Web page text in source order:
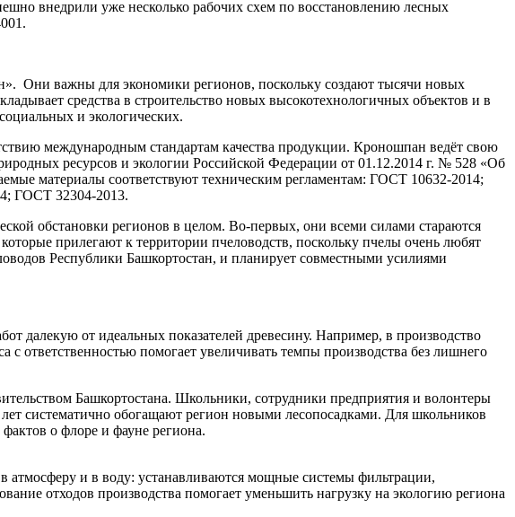
внедрили уже несколько рабочих схем по восстановлению лесных
Они важны для экономики регионов, поскольку создают тысячи новых
средства в строительство новых высокотехнологичных объектов и в
и экологических.
международным стандартам качества продукции. Кроношпан ведёт свою
ресурсов и экологии Российской Федерации от 01.12.2014 г. № 528 «Об
материалы соответствуют техническим регламентам: ГОСТ 10632-2014;
ГОСТ 32304-2013.
обстановки регионов в целом. Во-первых, они всеми силами стараются
прилегают к территории пчеловодств, поскольку пчелы очень любят
Республики Башкортостан, и планирует совместными усилиями
далекую от идеальных показателей древесину. Например, в производство
с ответственностью помогает увеличивать темпы производства без лишнего
Башкортостана. Школьники, сотрудники предприятия и волонтеры
систематично обогащают регион новыми лесопосадками. Для школьников
о флоре и фауне региона.
атмосферу и в воду: устанавливаются мощные системы фильтрации,
отходов производства помогает уменьшить нагрузку на экологию региона